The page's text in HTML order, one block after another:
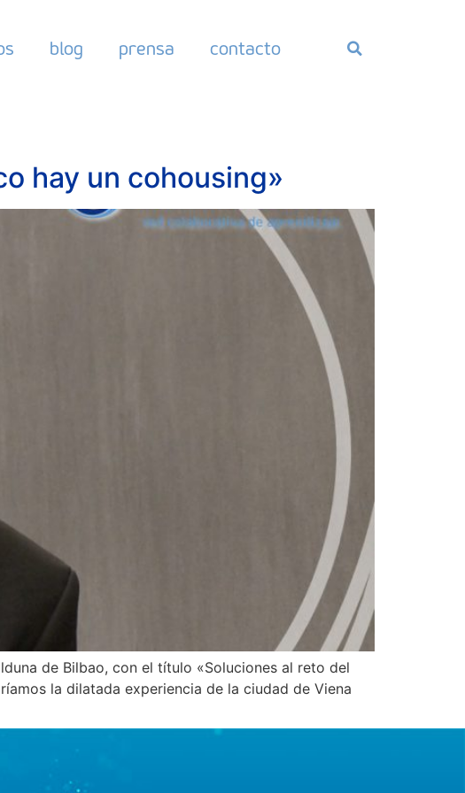
blog prensa contacto
hay un cohousing»
de Bilbao, con el título «Soluciones al reto del
la dilatada experiencia de la ciudad de Viena